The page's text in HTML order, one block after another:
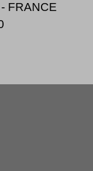
FRANCE